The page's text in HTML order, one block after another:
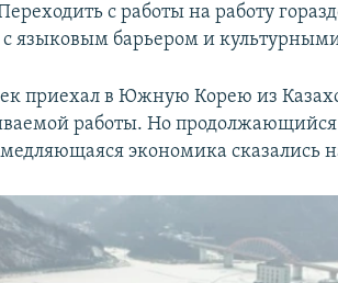
с работы на работу
с языковым барьером и
приехал в Южную Корею из
работы. Но продолжающийся
экономика сказались